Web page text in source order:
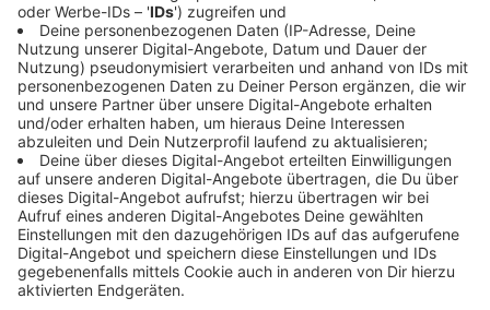
nicht zufrieden ist mit Friedrich Merz", sagt der Politik-
Experte.
Anzeige
Blicke richten sich nach Düsseldorf
Anzeige
Dabei wird immer häufiger nach Düsseldorf geschaut.
Narciandi hat Wüst vergangene Woche auf seiner